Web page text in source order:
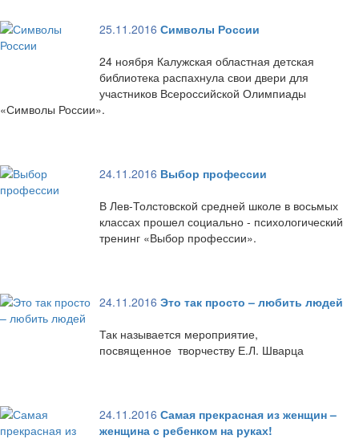
25.11.2016 Символы России
24 ноября Калужская областная детская
библиотека распахнула свои двери для
участников Всероссийской Олимпиады
«Символы России».
24.11.2016 Выбор профессии
В Лев-Толстовской средней школе в восьмых
классах прошел социально - психологический
тренинг «Выбор профессии».
24.11.2016 Это так просто – любить людей
Так называется мероприятие,
посвященное творчеству Е.Л. Шварца
24.11.2016 Самая прекрасная из женщин –
женщина с ребенком на руках!